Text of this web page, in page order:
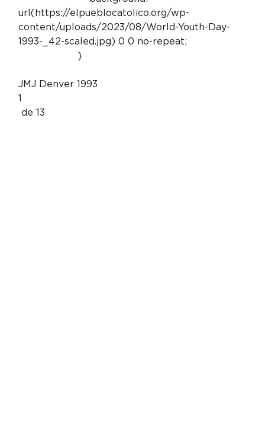
url(https://elpueblocatolico.org/wp-
content/uploads/2023/08/World-Youth-Day-
1993-_42-scaled.jpg) 0 0 no-repeat;
JMJ Denver 1993
1
de 13